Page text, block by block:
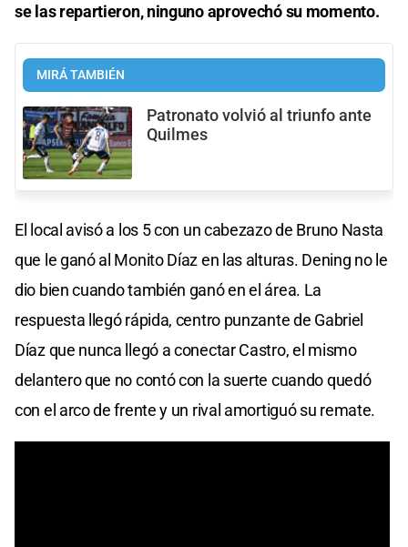
se las repartieron, ninguno aprovechó su momento.
MIRÁ TAMBIÉN
Patronato volvió al triunfo ante
Quilmes
El local avisó a los 5 con un cabezazo de Bruno Nasta
que le ganó al Monito Díaz en las alturas. Dening no le
dio bien cuando también ganó en el área. La
respuesta llegó rápida, centro punzante de Gabriel
Díaz que nunca llegó a conectar Castro, el mismo
delantero que no contó con la suerte cuando quedó
con el arco de frente y un rival amortiguó su remate.